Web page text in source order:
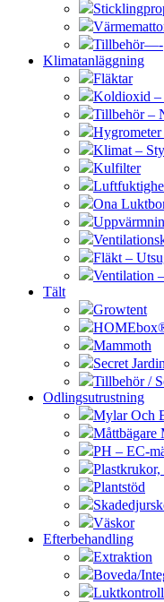
Tillbehör—-
Klimatanläggning
Fläktar
Koldioxid –
Tillbehör –
Klimat –
Kulfilter
Ona
Fläkt –
Ventilation
Tält
Growtent
Mammoth
Secret Jardin
Tillbehör /
Odlingsutrustning
Mylar Och
Måttbägare
PH – EC-
Plantstöd
Väskor
Efterbehandling
Extraktion
Boveda/